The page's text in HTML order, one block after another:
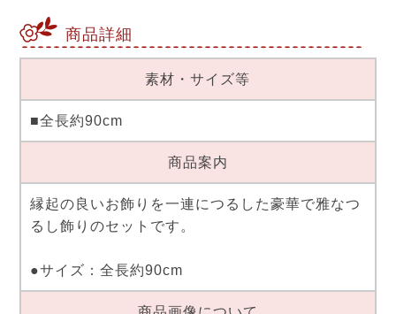
商品詳細
素材・サイズ等
■全長約90cm
商品案内
縁起の良いお飾りを一連につるした豪華で雅なつ
るし飾りのセットです。
●サイズ：全長約90cm